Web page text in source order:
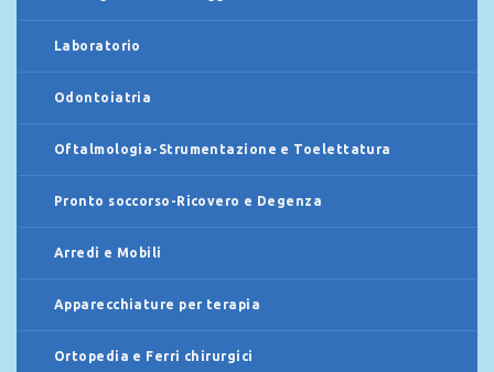
Laboratorio
Odontoiatria
Oftalmologia-Strumentazione e Toelettatura
Pronto soccorso-Ricovero e Degenza
Arredi e Mobili
Apparecchiature per terapia
Ortopedia e Ferri chirurgici